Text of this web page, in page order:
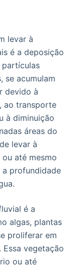
levar à
é a deposição
partículas
se acumulam
devido à
ao transporte
à diminuição
áreas do
levar à
até mesmo
profundidade
é a
algas, plantas
proliferar em
vegetação
ou até